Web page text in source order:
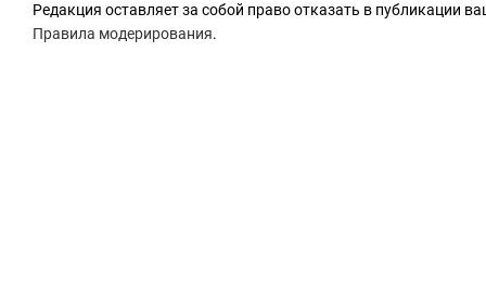
Редакция оставляет за собой право отказать в публикации
Правила модерирования.